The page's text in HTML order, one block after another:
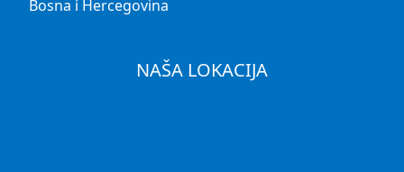
Bosna i Hercegovina
NAŠA LOKACIJA